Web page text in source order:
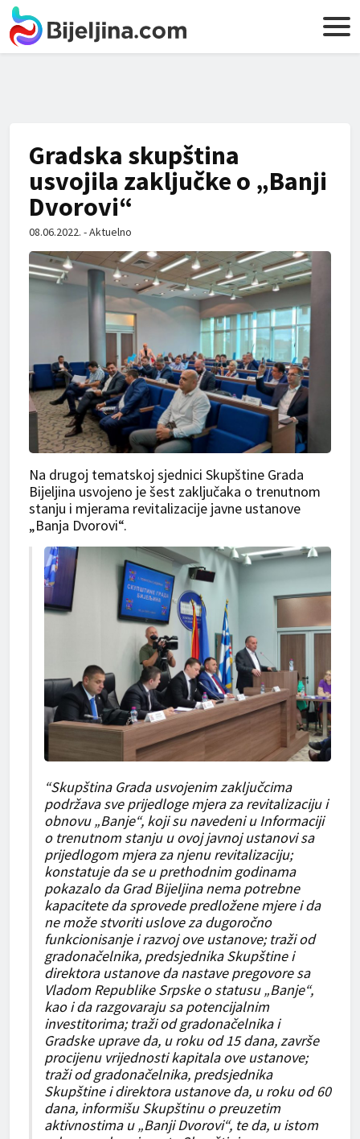
Gradska skupština
usvojila zaključke o „Banji
Dvorovi“
08.06.2022. - Aktuelno
Na drugoj tematskoj sjednici Skupštine Grada
Bijeljina usvojeno je šest zaključaka o trenutnom
stanju i mjerama revitalizacije javne ustanove
„Banja Dvorovi“.
“Skupština Grada usvojenim zaključcima
podržava sve prijedloge mjera za revitalizaciju i
obnovu „Banje“, koji su navedeni u Informaciji
o trenutnom stanju u ovoj javnoj ustanovi sa
prijedlogom mjera za njenu revitalizaciju;
konstatuje da se u prethodnim godinama
pokazalo da Grad Bijeljina nema potrebne
kapacitete da sprovede predložene mjere i da
ne može stvoriti uslove za dugoročno
funkcionisanje i razvoj ove ustanove; traži od
gradonačelnika, predsjednika Skupštine i
direktora ustanove da nastave pregovore sa
Vladom Republike Srpske o statusu „Banje“,
kao i da razgovaraju sa potencijalnim
investitorima; traži od gradonačelnika i
Gradske uprave da, u roku od 15 dana, završe
procijenu vrijednosti kapitala ove ustanove;
traži od gradonačelnika, predsjednika
Skupštine i direktora ustanove da, u roku od 60
dana, informišu Skupštinu o preuzetim
aktivnostima u „Banji Dvorovi“, te da, u istom